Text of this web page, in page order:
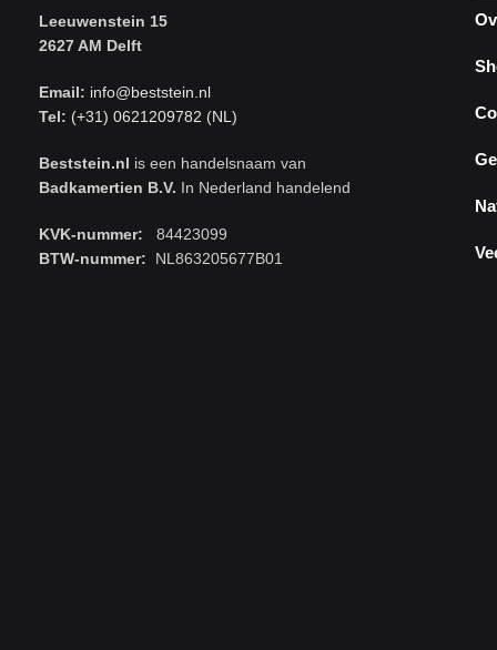
Leeuwenstein 15
2627 AM Delft
Email: info@beststein.nl
Tel: (+31) 0621209782 (NL)
Beststein.nl is een handelsnaam van
Badkamertien B.V. In Nederland handelend
KVK-nummer: 84423099
BTW-nummer: NL863205677B01